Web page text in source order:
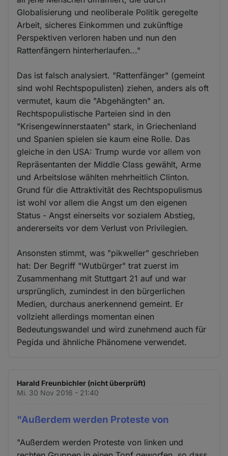
Globalisierung und neoliberale Politik geregelte
Arbeit, sicheres Einkommen und zukünftige
Perspektiven verloren haben und nun den
Rattenfängern hinterherlaufen..."
Das ist falsch analysiert. "Rattenfänger" (gemeint
sind wohl Rechtspopulisten) ziehen, anders als oft
vermutet, kaum die "Abgehängten" an.
Rechtspopulistische Parteien sind in den
"Krisengewinnerstaaten" stark, in Griechenland
und Spanien spielen sie kaum eine Rolle. Das
gleiche in den USA: Trump wurde vor allem von
Repräsentanten der Middle Class gewählt, Arme
und Arbeitslose wählten mehrheitlich Clinton.
Grund für die Attraktivität des Rechtspopulismus
ist wohl vor allem die Angst um den eigenen
Status - Angst einerseits vor sozialem Abstieg,
andererseits vor dem Verlust von Privilegien.
Ansonsten stimmt, was "pikweller" geschrieben
hat: Der Begriff "Wutbürger" trat zuerst im
Zusammenhang mit Stuttgart 21 auf und war
ursprünglich, zumindest in den bürgerlichen
Medien, durchaus anerkennend gemeint. Er
vollzieht allerdings momentan einen
Bedeutungswandel und wird zunehmend auch für
Pegida und ähnliche Phänomene verwendet.
Harald Freunbichler (nicht überprüft)
Mi. 30 Nov 2016 - 21:40
"Außerdem werden Proteste von
"Außerdem werden Proteste von linken und